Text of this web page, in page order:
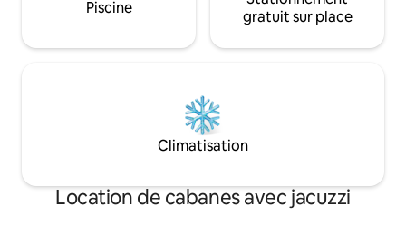
Piscine
gratuit sur place
Climatisation
Location de cabanes avec jacuzzi